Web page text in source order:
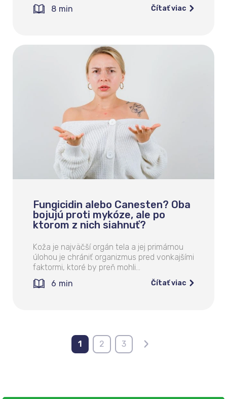
8 min Čítať viac
Fungicidin alebo Canesten? Oba
bojujú proti mykóze, ale po
ktorom z nich siahnuť?
Koža je najväčší orgán tela a jej primárnou
úlohou je chrániť organizmus pred vonkajšími
faktormi, ktoré by preň mohli…
6 min Čítať viac
1 2 3 ›